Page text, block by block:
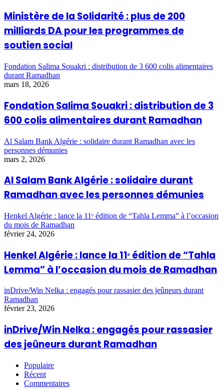
Ministère de la Solidarité : plus de 200
milliards DA pour les programmes de
soutien social
Fondation Salima Souakri : distribution de 3 600 colis alimentaires
durant Ramadhan
mars 18, 2026
Fondation Salima Souakri : distribution de 3
600 colis alimentaires durant Ramadhan
Al Salam Bank Algérie : solidaire durant Ramadhan avec les
personnes démunies
mars 2, 2026
Al Salam Bank Algérie : solidaire durant
Ramadhan avec les personnes démunies
Henkel Algérie : lance la 11ᵉ édition de “Tahla Lemma” à l’occasion
du mois de Ramadhan
février 24, 2026
Henkel Algérie : lance la 11ᵉ édition de “Tahla
Lemma” à l’occasion du mois de Ramadhan
inDrive/Win Nelka : engagés pour rassasier des jeûneurs durant
Ramadhan
février 23, 2026
inDrive/Win Nelka : engagés pour rassasier
des jeûneurs durant Ramadhan
Populaire
Récent
Commentaires